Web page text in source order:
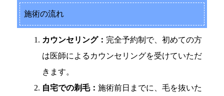
施術の流れ
カウンセリング： 完全予約制で、初めての方
は医師によるカウンセリングを受けていただ
きます。
自宅での剃毛： 施術前日までに、毛を抜いた